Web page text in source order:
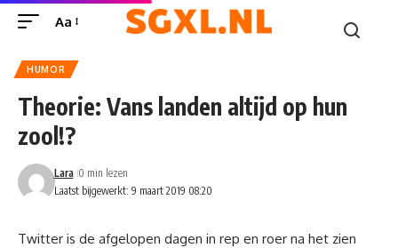
Aa
HUMOR
Theorie: Vans landen altijd op hun
zool!?
Laatst bijgewerkt: 9 maart 2019 08:20
Lara 0 min lezen
Twitter is de afgelopen dagen in rep en roer na het zien